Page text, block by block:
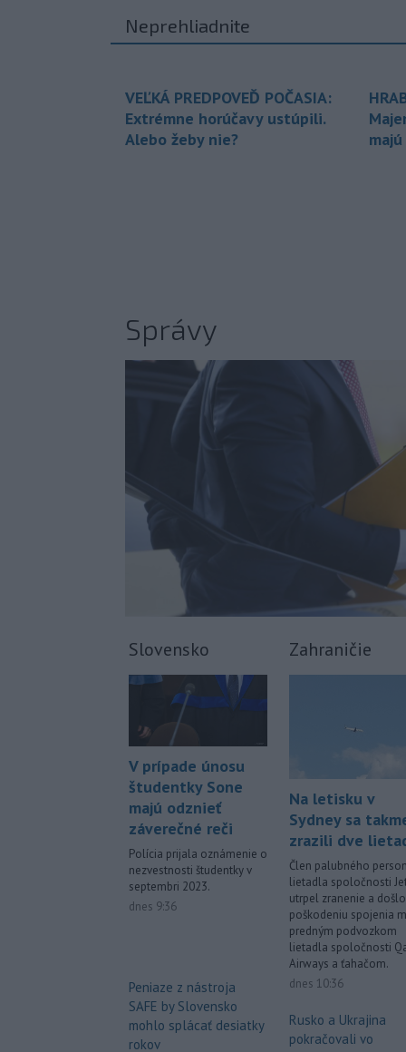
Neprehliadnite
VEĽKÁ PREDPOVEĎ POČASIA:
Extrémne horúčavy ustúpili.
Alebo žeby nie?
Správy
Slovensko
V prípade únosu
študentky Sone
majú odznieť
záverečné reči
Polícia prijala oznámenie o
nezvestnosti študentky v
septembri 2023.
dnes 9:36
Peniaze z nástroja
SAFE by Slovensko
mohlo splácať desiatky
rokov
Zahraničie
Na letisku v
Sydney sa
zrazili dve
Člen palubného
lietadla spoločnosti
utrpel zranenie a
poškodeniu spojenia
predným podvozkom
lietadla spoločnosti
Airways a ťahačom.
dnes 10:36
Rusko a Ukrajina
pokračovali vo